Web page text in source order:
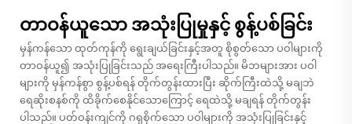
တာဝန်ယူသော အသုံးပြုမှုနှင့် စွန့်ပစ်ခြင်း
မှန်ကန်သော ထုတ်ကုန်ကို ရွေးချယ်ခြင်းနှင့်အတူ စိုစွတ်သော ပဝါများကို
တာဝန်ယူ၍ အသုံးပြုခြင်းသည် အရေးကြီးပါသည်။ မိဘများအား ပဝါ
များကို မှန်ကန်စွာ စွန့်ပစ်ရန် တိုက်တွန်းထားပြီး ဆိုက်ကြီးထဲသို့ မချဘဲ
ရေဆိုးစနစ်ကို ထိခိုက်စေနိုင်သောကြောင့် ရေထဲသို့ မချရန် တိုက်တွန်း
ပါသည်။ ပတ်ဝန်းကျင်ကို ဂရုစိုက်သော ပဝါများကို အသုံးပြုခြင်းနှင့်